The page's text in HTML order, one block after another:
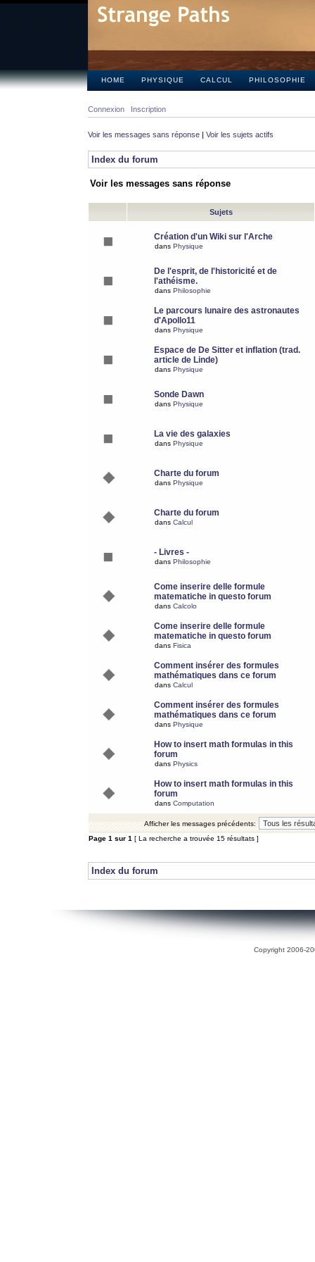
HOME PHYSIQUE CALCUL PHILOSOPHIE
Connexion Inscription
Voir les messages sans réponse | Voir les sujets actifs
Index du forum
Voir les messages sans réponse
Sujets
Création d'un Wiki sur l'Arche
dans Physique
De l'esprit, de l'historicité et de
l'athéisme.
dans Philosophie
Le parcours lunaire des astronautes
d'Apollo11
dans Physique
Espace de De Sitter et inflation (trad.
article de Linde)
dans Physique
Sonde Dawn
dans Physique
La vie des galaxies
dans Physique
Charte du forum
dans Physique
Charte du forum
dans Calcul
- Livres -
dans Philosophie
Come inserire delle formule
matematiche in questo forum
dans Calcolo
Come inserire delle formule
matematiche in questo forum
dans Fisica
Comment insérer des formules
mathématiques dans ce forum
dans Calcul
Comment insérer des formules
mathématiques dans ce forum
dans Physique
How to insert math formulas in this
forum
dans Physics
How to insert math formulas in this
forum
dans Computation
Afficher les messages précédents:
Page 1 sur 1 [ La recherche a trouvée 15 résultats ]
Index du forum
Copyright 2006-